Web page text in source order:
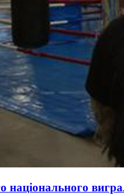
національного